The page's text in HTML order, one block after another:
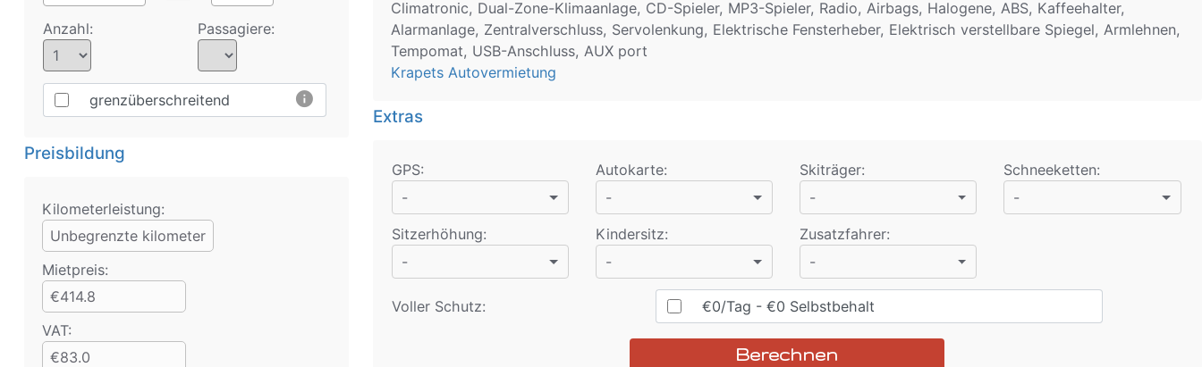
Anzahl: Passagiere:
grenzüberschreitend info
Preisbildung
Kilometerleistung:
Unbegrenzte kilometer
Mietpreis:
€414.8
VAT:
€83.0
Climatronic, Dual-Zone-Klimaanlage, CD-Spieler, MP3-Spieler, Radio, Airbags, Halogene, ABS, Kaffeehalter,
Alarmanlage, Zentralverschluss, Servolenkung, Elektrische Fensterheber, Elektrisch verstellbare Spiegel, Armlehnen,
Tempomat, USB-Anschluss, AUX port
Krapets Autovermietung
Extras
GPS:
-
Autokarte:
-
Skiträger:
-
Schneeketten:
-
Sitzerhöhung:
-
Kindersitz:
-
Zusatzfahrer:
-
Voller Schutz: €0/Tag - €0 Selbstbehalt
Berechnen